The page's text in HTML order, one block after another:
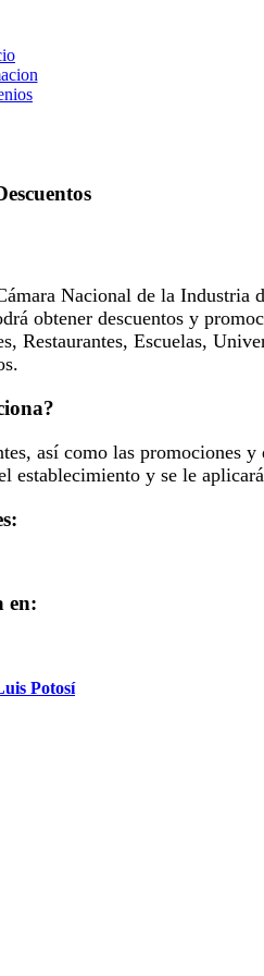
Nacional de la Industria
obtener descuentos y
Escuelas,
así como las promociones
establecimiento y se le
en:
Potosí